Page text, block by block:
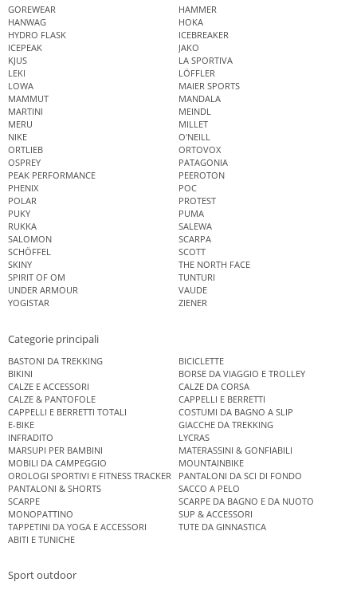
GOREWEAR
HAMMER
HANWAG
HOKA
HYDRO FLASK
ICEBREAKER
ICEPEAK
JAKO
KJUS
LA SPORTIVA
LEKI
LÖFFLER
LOWA
MAIER SPORTS
MAMMUT
MANDALA
MARTINI
MEINDL
MERU
MILLET
NIKE
O'NEILL
ORTLIEB
ORTOVOX
OSPREY
PATAGONIA
PEAK PERFORMANCE
PEEROTON
PHENIX
POC
POLAR
PROTEST
PUKY
PUMA
RUKKA
SALEWA
SALOMON
SCARPA
SCHÖFFEL
SCOTT
SKINY
THE NORTH FACE
SPIRIT OF OM
TUNTURI
UNDER ARMOUR
VAUDE
YOGISTAR
ZIENER
Categorie principali
BASTONI DA TREKKING
BICICLETTE
BIKINI
BORSE DA VIAGGIO E TROLLEY
CALZE E ACCESSORI
CALZE DA CORSA
CALZE & PANTOFOLE
CAPPELLI E BERRETTI
CAPPELLI E BERRETTI TOTALI
COSTUMI DA BAGNO A SLIP
E-BIKE
GIACCHE DA TREKKING
INFRADITO
LYCRAS
MARSUPI PER BAMBINI
MATERASSINI & GONFIABILI
MOBILI DA CAMPEGGIO
MOUNTAINBIKE
OROLOGI SPORTIVI E FITNESS TRACKER
PANTALONI DA SCI DI FONDO
PANTALONI & SHORTS
SACCO A PELO
SCARPE
SCARPE DA BAGNO E DA NUOTO
MONOPATTINO
SUP & ACCESSORI
TAPPETINI DA YOGA E ACCESSORI
TUTE DA GINNASTICA
ABITI E TUNICHE
Sport outdoor